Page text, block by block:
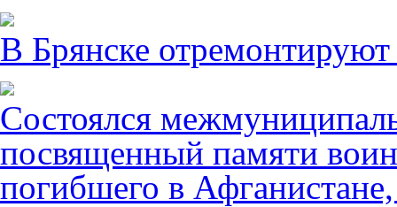
В Брянске
Состоялся
посвященный памяти
погибшего в